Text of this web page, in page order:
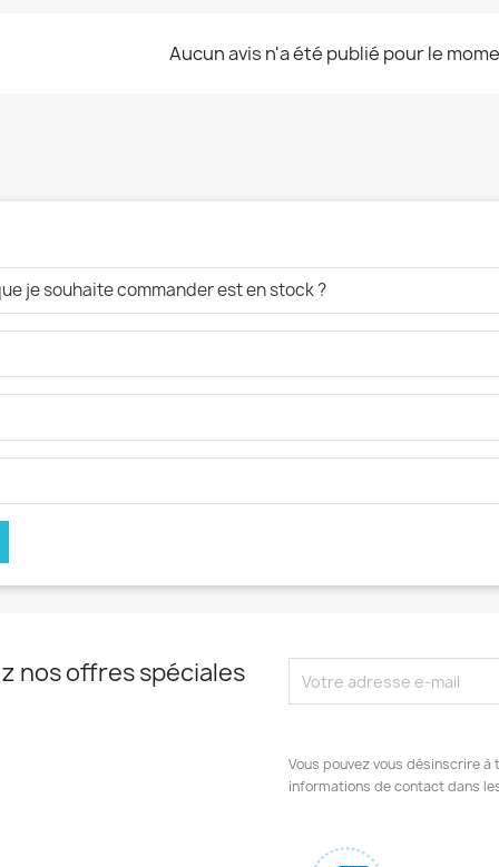
Aucun avis n'a été publié pour le
je souhaite commander est en stock ?
nos offres spéciales
Vous pouvez vous désinscrire
informations de contact dans